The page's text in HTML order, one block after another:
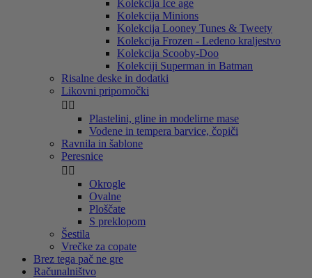
Kolekcija Ice age
Kolekcija Minions
Kolekcija Looney Tunes & Tweety
Kolekcija Frozen - Ledeno kraljestvo
Kolekcija Scooby-Doo
Kolekciji Superman in Batman
Risalne deske in dodatki
Likovni pripomočki
 
Plastelini, gline in modelirne mase
Vodene in tempera barvice, čopiči
Ravnila in šablone
Peresnice
 
Okrogle
Ovalne
Ploščate
S preklopom
Šestila
Vrečke za copate
Brez tega pač ne gre
Računalništvo